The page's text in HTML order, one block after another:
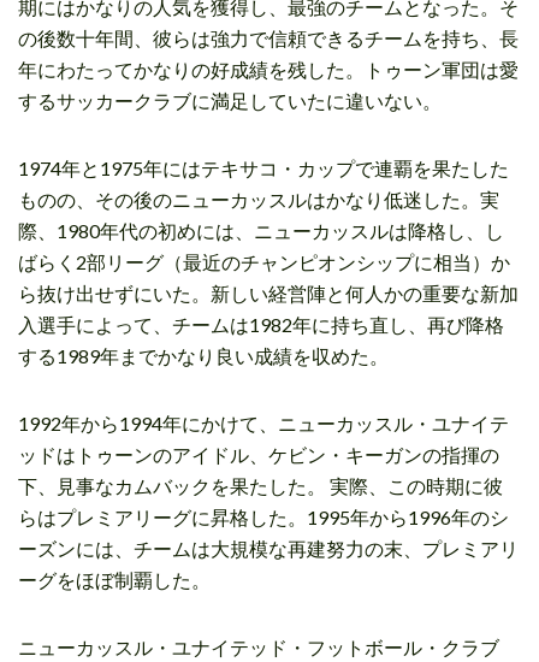
期にはかなりの人気を獲得し、最強のチームとなった。そ
の後数十年間、彼らは強力で信頼できるチームを持ち、長
年にわたってかなりの好成績を残した。トゥーン軍団は愛
するサッカークラブに満足していたに違いない。
1974年と1975年にはテキサコ・カップで連覇を果たした
ものの、その後のニューカッスルはかなり低迷した。実
際、1980年代の初めには、ニューカッスルは降格し、し
ばらく2部リーグ（最近のチャンピオンシップに相当）か
ら抜け出せずにいた。新しい経営陣と何人かの重要な新加
入選手によって、チームは1982年に持ち直し、再び降格
する1989年までかなり良い成績を収めた。
1992年から1994年にかけて、ニューカッスル・ユナイテ
ッドはトゥーンのアイドル、ケビン・キーガンの指揮の
下、見事なカムバックを果たした。 実際、この時期に彼
らはプレミアリーグに昇格した。1995年から1996年のシ
ーズンには、チームは大規模な再建努力の末、プレミアリ
ーグをほぼ制覇した。
ニューカッスル・ユナイテッド・フットボール・クラブ